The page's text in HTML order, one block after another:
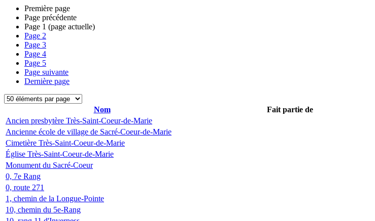
Première page
Page précédente
Page 1 (page actuelle)
Page 2
Page 3
Page 4
Page 5
Page suivante
Dernière page
Nom Fait partie de
Ancien presbytère Très-Saint-Coeur-de-Marie
Ancienne école de village de Sacré-Coeur-de-Marie
Cimetière Très-Saint-Coeur-de-Marie
Église Très-Saint-Coeur-de-Marie
Monument du Sacré-Coeur
0, 7e Rang
0, route 271
1, chemin de la Longue-Pointe
10, chemin du 5e-Rang